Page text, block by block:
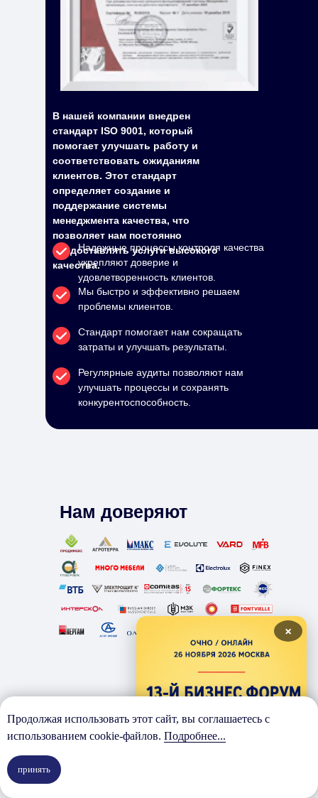
В нашей компании внедрен
стандарт ISO 9001, который
помогает улучшать работу и
соответствовать ожиданиям
клиентов. Этот стандарт
определяет создание и
поддержание системы
менеджмента качества, что
позволяет нам постоянно
предоставлять услуги высокого
качества.
Надежные процессы контроля качества
укрепляют доверие и
удовлетворенность клиентов.
Мы быстро и эффективно решаем
проблемы клиентов.
Стандарт помогает нам сокращать
затраты и улучшать результаты.
Регулярные аудиты позволяют нам
улучшать процессы и сохранять
конкурентоспособность.
Нам доверяют
Отзывы наших
клиентов
Продолжая использовать этот сайт, вы соглашаетесь с
использованием cookie-файлов. Подробнее...
принять
×